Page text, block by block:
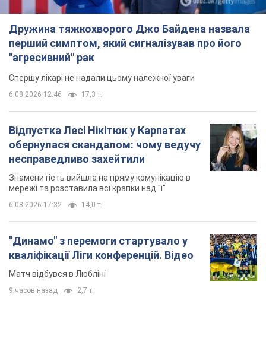
Дружина тяжкохворого Джо Байдена назвала
перший симптом, який сигналізував про його
"агресивний" рак
Спершу лікарі не надали цьому належної уваги
6.08.2026 12:46 17,3 т.
Відпустка Лесі Нікітюк у Карпатах
обернулася скандалом: чому ведучу
несправедливо захейтили
Знаменитість вийшла на пряму комунікацію в
мережі та розставила всі крапки над "і"
6.08.2026 17:32 14,0 т.
"Динамо" з перемоги стартувало у
кваліфікації Ліги конференцій. Відео
Матч відбувся в Любліні
9 часов назад 2,7 т.